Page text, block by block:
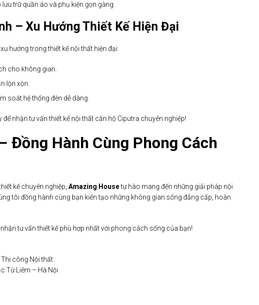
trữ quần áo và phụ kiện gọn gàng.
– Xu Hướng Thiết Kế Hiện Đại
hướng trong thiết kế nội thất hiện đại:
cho không gian.
lộn xộn.
soát hệ thống đèn dễ dàng.
nhận tư vấn thiết kế nội thất căn hộ Ciputra chuyên nghiệp!
Đồng Hành Cùng Phong Cách
kế chuyên nghiệp, Amazing Housetự hào mang đến những giải pháp nội
tôi đồng hành cùng bạn kiến tạo những không gian sống đẳng cấp, hoàn
tư vấn thiết kế phù hợp nhất với phong cách sống của bạn!
công Nội thất
Từ Liêm – Hà Nội